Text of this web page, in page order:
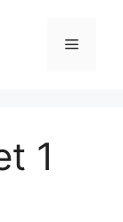
Meny
1